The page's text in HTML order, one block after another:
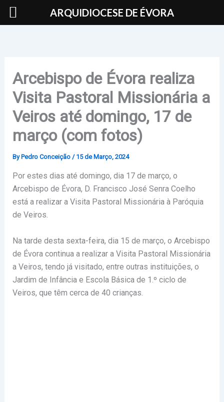
Skip
Arcebispo de Évora realiza
Visita Pastoral Missionária a
Veiros até domingo, 17 de
março (com fotos)
By Pedro Conceição / 15 de Março, 2024
Por estes dias até domingo, dia 17 de março, o
Arcebispo de Évora, D. Francisco José Senra Coelho
está a realizar a Visita Pastoral Missionária à Paróquia
de Veiros.
Na tarde desta sexta-feira, dia 15 de março, o Arcebispo
de Évora continua a realizar a Visita Pastoral Missionária
a Veiros, tendo já visitado, entre outras instituições, o
Jardim de Infância e Escola Básica de 1.º ciclo de
Veiros, que têm cerca de 40 crianças.
ARQUIDIOCESE DE ÉVORA